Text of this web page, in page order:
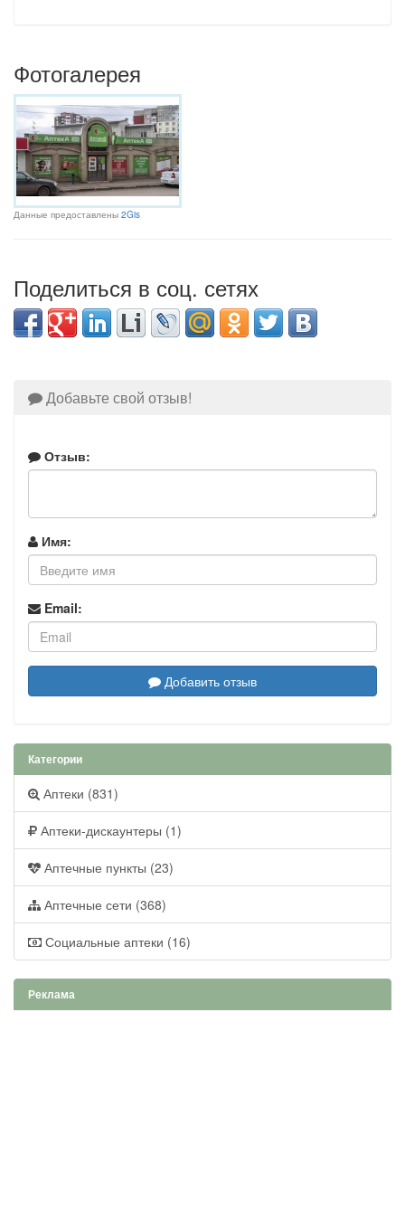
Фотогалерея
Данные предоставлены 2Gis
Поделиться в соц. сетях
Добавьте свой отзыв!
Отзыв:
Имя:
Email:
Добавить отзыв
Категории
Аптеки (831)
Аптеки-дискаунтеры (1)
Аптечные пункты (23)
Аптечные сети (368)
Социальные аптеки (16)
Реклама